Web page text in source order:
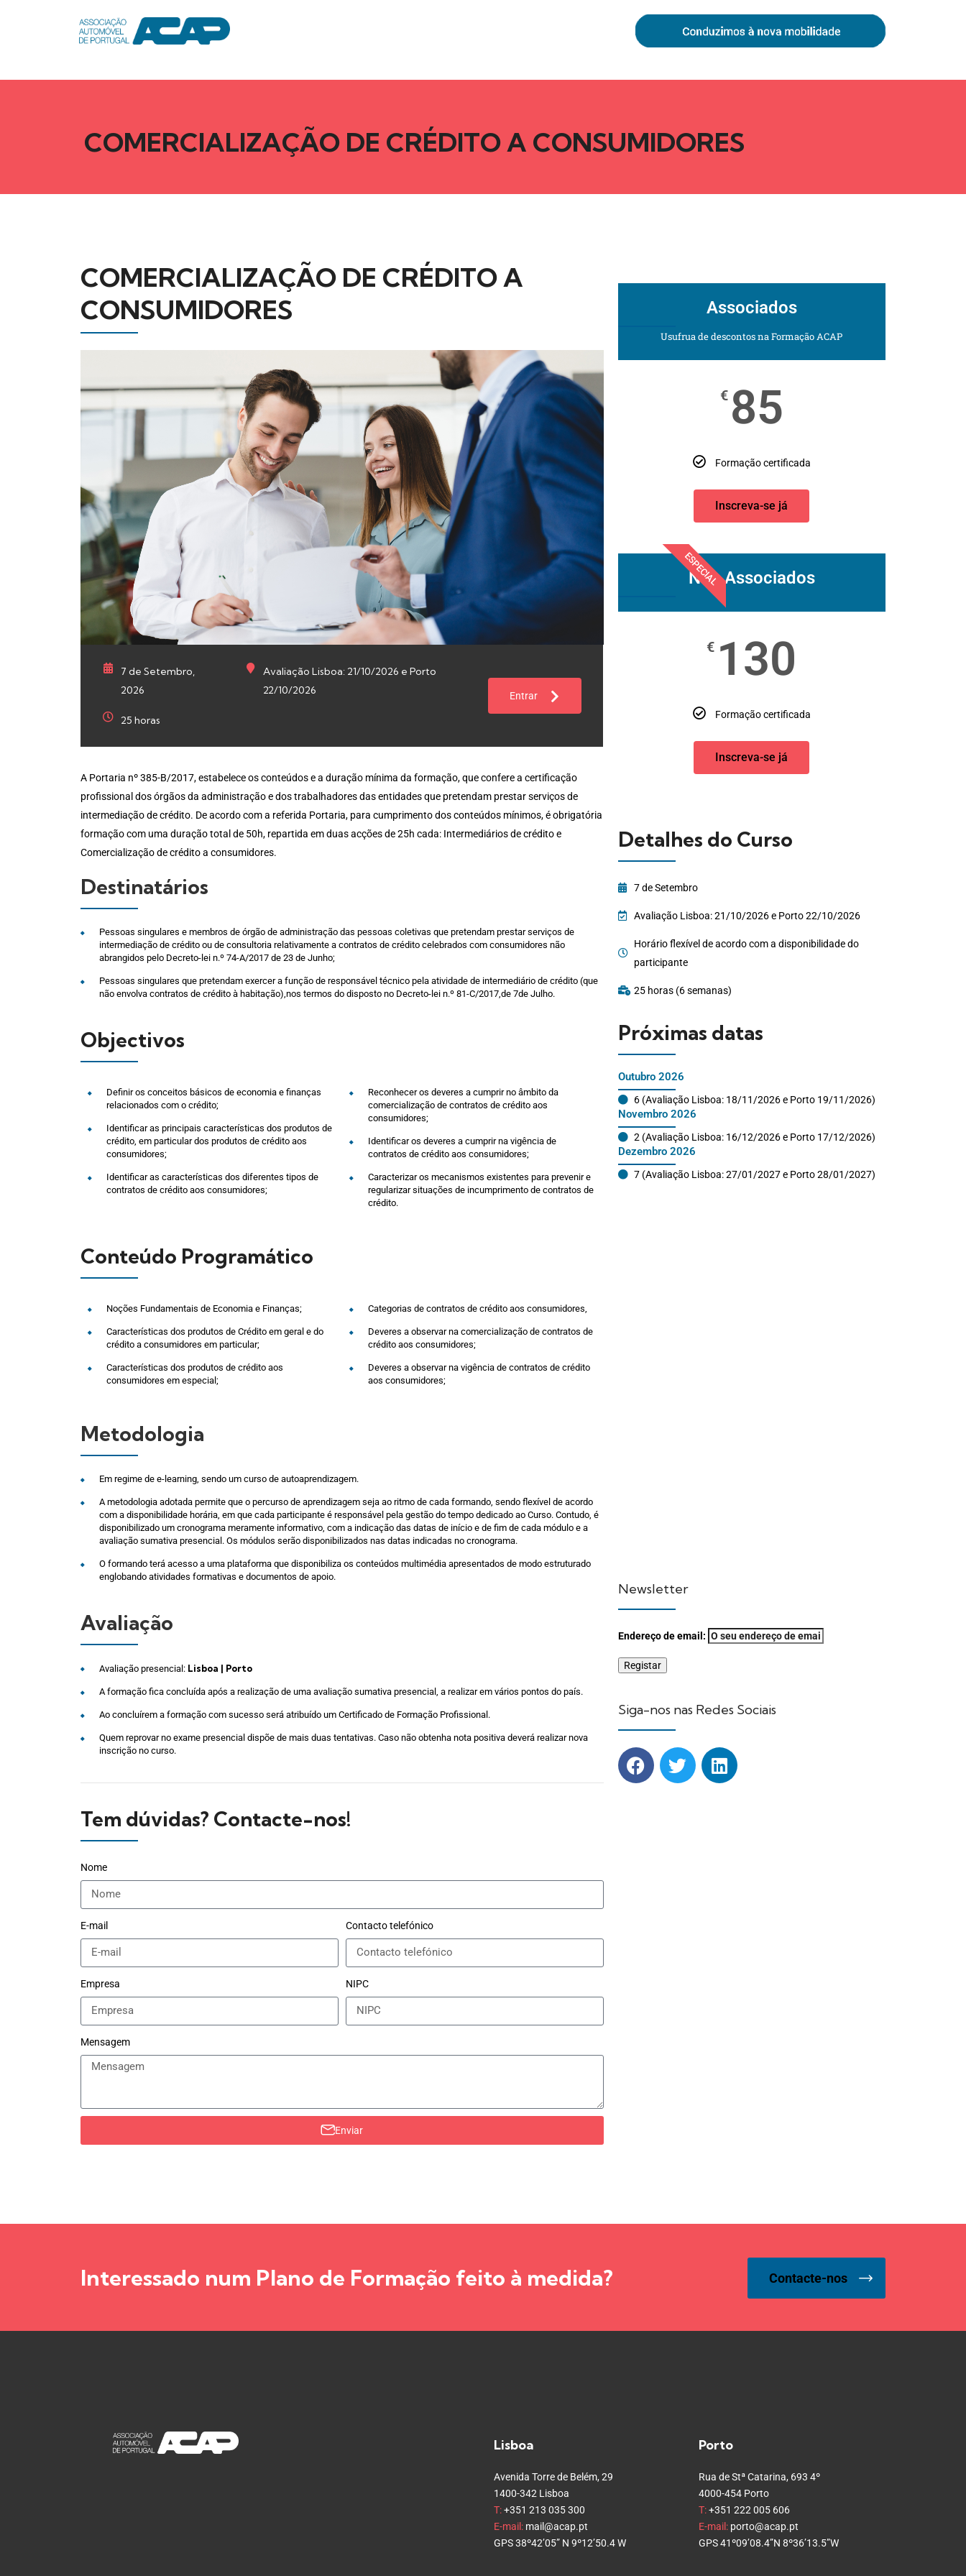
COMERCIALIZAÇÃO DE CRÉDITO A CONSUMIDORES
COMERCIALIZAÇÃO DE CRÉDITO A
CONSUMIDORES
7 de Setembro,
2026
25 horas
Avaliação Lisboa: 21/10/2026 e Porto
22/10/2026
Entrar
A Portaria nº 385-B/2017, estabelece os conteúdos e a duração mínima da formação, que confere a certificação
profissional dos órgãos da administração e dos trabalhadores das entidades que pretendam prestar serviços de
intermediação de crédito. De acordo com a referida Portaria, para cumprimento dos conteúdos mínimos, é obrigatória
formação com uma duração total de 50h, repartida em duas acções de 25h cada: Intermediários de crédito e
Comercialização de crédito a consumidores.
Destinatários
Pessoas singulares e membros de órgão de administração das pessoas coletivas que pretendam prestar serviços de
intermediação de crédito ou de consultoria relativamente a contratos de crédito celebrados com consumidores não
abrangidos pelo Decreto-lei n.º 74-A/2017 de 23 de Junho;
Pessoas singulares que pretendam exercer a função de responsável técnico pela atividade de intermediário de crédito (que
não envolva contratos de crédito à habitação),nos termos do disposto no Decreto-lei n.º 81-C/2017,de 7de Julho.
Objectivos
Definir os conceitos básicos de economia e finanças
relacionados com o crédito;
Identificar as principais características dos produtos de
crédito, em particular dos produtos de crédito aos
consumidores;
Identificar as características dos diferentes tipos de
contratos de crédito aos consumidores;
Reconhecer os deveres a cumprir no âmbito da
comercialização de contratos de crédito aos
consumidores;
Identificar os deveres a cumprir na vigência de
contratos de crédito aos consumidores;
Caracterizar os mecanismos existentes para prevenir e
regularizar situações de incumprimento de contratos de
crédito.
Conteúdo Programático
Noções Fundamentais de Economia e Finanças;
Características dos produtos de Crédito em geral e do
crédito a consumidores em particular;
Características dos produtos de crédito aos
consumidores em especial;
Categorias de contratos de crédito aos consumidores,
Deveres a observar na comercialização de contratos de
crédito aos consumidores;
Deveres a observar na vigência de contratos de crédito
aos consumidores;
Metodologia
Em regime de e-learning, sendo um curso de autoaprendizagem.
A metodologia adotada permite que o percurso de aprendizagem seja ao ritmo de cada formando, sendo flexível de acordo
com a disponibilidade horária, em que cada participante é responsável pela gestão do tempo dedicado ao Curso. Contudo, é
disponibilizado um cronograma meramente informativo, com a indicação das datas de início e de fim de cada módulo e a
avaliação sumativa presencial. Os módulos serão disponibilizados nas datas indicadas no cronograma.
O formando terá acesso a uma plataforma que disponibiliza os conteúdos multimédia apresentados de modo estruturado
englobando atividades formativas e documentos de apoio.
Avaliação
Avaliação presencial: Lisboa | Porto
A formação fica concluída após a realização de uma avaliação sumativa presencial, a realizar em vários pontos do país.
Ao concluírem a formação com sucesso será atribuído um Certificado de Formação Profissional.
Quem reprovar no exame presencial dispõe de mais duas tentativas. Caso não obtenha nota positiva deverá realizar nova
inscrição no curso.
Tem dúvidas? Contacte-nos!
Nome
E-mail Contacto telefónico
Empresa NIPC
Mensagem
Enviar
Associados
Usufrua de descontos na Formação ACAP
€ 85
Formação certificada
Inscreva-se já
ESPECIAL
Não Associados
€ 130
Formação certificada
Inscreva-se já
Detalhes do Curso
7 de Setembro
Avaliação Lisboa: 21/10/2026 e Porto 22/10/2026
Horário flexível de acordo com a disponibilidade do
participante
25 horas (6 semanas)
Próximas datas
Outubro 2026
6 (Avaliação Lisboa: 18/11/2026 e Porto 19/11/2026)
Novembro 2026
2 (Avaliação Lisboa: 16/12/2026 e Porto 17/12/2026)
Dezembro 2026
7 (Avaliação Lisboa: 27/01/2027 e Porto 28/01/2027)
Newsletter
Endereço de email:
Siga-nos nas Redes Sociais
Interessado num Plano de Formação feito à medida? Contacte-nos
Lisboa
Avenida Torre de Belém, 29
1400-342 Lisboa
T:+351 213 035 300
E-mail: mail@acap.pt
GPS 38º42’05” N 9º12’50.4 W
Porto
Rua de Stª Catarina, 693 4º
4000-454 Porto
T:+351 222 005 606
E-mail: porto@acap.pt
GPS 41º09’08.4”N 8º36’13.5”W